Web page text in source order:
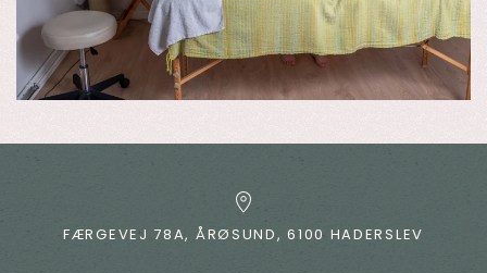
FÆRGEVEJ 78A, ÅRØSUND, 6100 HADERSLEV